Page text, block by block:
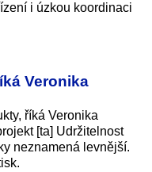
i úzkou koordinaci
Veronika
říká Veronika
[ta] Udržitelnost
neznamená levnější.